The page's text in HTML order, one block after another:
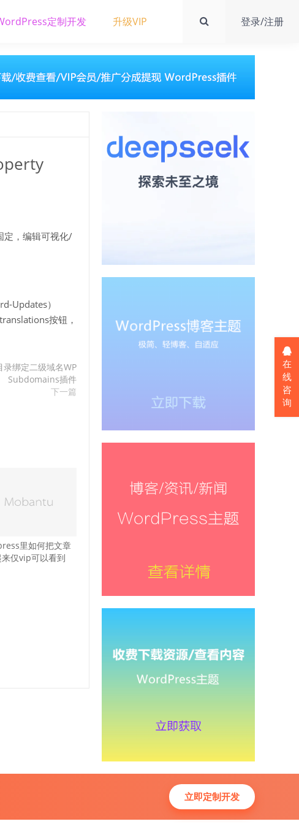
定制开发 升级VIP 登录/注册
定，编辑可视化/
Updates）
按钮，
绑定二级域名WP
Subdomains插件
下一篇
里如何把文章
仅vip可以看到
立即定制开发
在
线
咨
询